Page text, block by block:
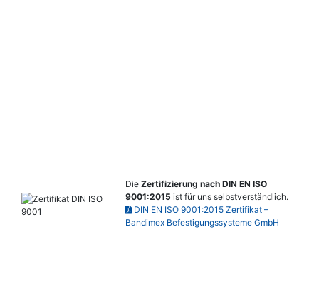
DieZertifizierung nach DIN EN ISO
9001:2015 ist für uns selbstverständlich.
DIN EN ISO 9001:2015 Zertifikat –
Bandimex Befestigungssysteme GmbH